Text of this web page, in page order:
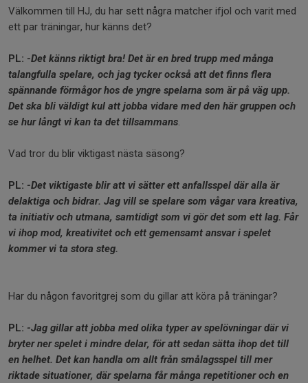
Välkommen till HJ, du har sett några matcher ifjol och varit med
ett par träningar, hur känns det?
PL: -Det känns riktigt bra! Det är en bred trupp med många
talangfulla spelare, och jag tycker också att det finns flera
spännande förmågor hos de yngre spelarna som är på väg upp.
Det ska bli väldigt kul att jobba vidare med den här gruppen och
se hur långt vi kan ta det tillsammans.
Vad tror du blir viktigast nästa säsong?
PL: -Det viktigaste blir att vi sätter ett anfallsspel där alla är
delaktiga och bidrar. Jag vill se spelare som vågar vara kreativa,
ta initiativ och utmana, samtidigt som vi gör det som ett lag. Får
vi ihop mod, kreativitet och ett gemensamt ansvar i spelet
kommer vi ta stora steg.
Har du någon favoritgrej som du gillar att köra på träningar?
PL: -Jag gillar att jobba med olika typer av spelövningar där vi
bryter ner spelet i mindre delar, för att sedan sätta ihop det till
en helhet. Det kan handla om allt från smålagsspel till mer
riktade situationer, där spelarna får många repetitioner och en